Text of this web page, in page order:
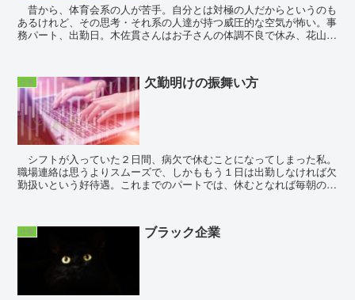
昔から、体育会系の人が苦手。自分とは対極の人だからというのも
あるけれど、その思考・それ系の人達が持つ威圧的な空気が怖い。事
務パート、出勤日。木佐貫さんはお子さんの体調不良で休み、花山さ
仕事 欠勤明けの振舞い方
シフトが入っていた２日間、病欠で休むことになってしまった私。
職場連絡は思うよりスムーズで、しかももう１日は出勤しなければ欠
勤扱いという好待遇。これまでのパートでは、休むとなれば毎朝の電
仕事 ブラック企業